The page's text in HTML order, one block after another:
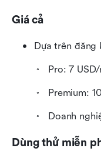
Giá cả
Dựa trên đăng
Pro: 7
Premium:
Doanh
Dùng thử miễn